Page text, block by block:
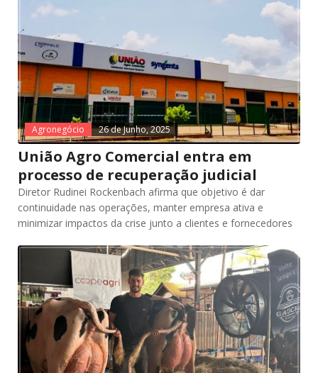
Agronegócio 26 de Junho, 2025
União Agro Comercial entra em
processo de recuperação judicial
Diretor Rudinei Rockenbach afirma que objetivo é dar
continuidade nas operações, manter empresa ativa e
minimizar impactos da crise junto a clientes e fornecedores